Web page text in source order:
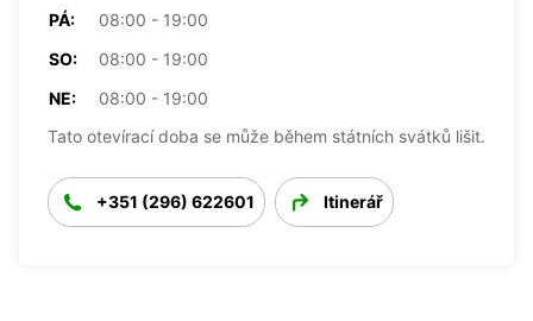
PÁ:
08:00 - 19:00
SO:
08:00 - 19:00
NE:
08:00 - 19:00
Tato otevírací doba se může během státních svátků lišit.
+351 (296) 622601 Itinerář